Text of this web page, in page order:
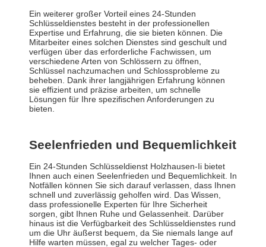
Ein weiterer großer Vorteil eines 24-Stunden
Schlüsseldienstes besteht in der professionellen
Expertise und Erfahrung, die sie bieten können. Die
Mitarbeiter eines solchen Dienstes sind geschult und
verfügen über das erforderliche Fachwissen, um
verschiedene Arten von Schlössern zu öffnen,
Schlüssel nachzumachen und Schlossprobleme zu
beheben. Dank ihrer langjährigen Erfahrung können
sie effizient und präzise arbeiten, um schnelle
Lösungen für Ihre spezifischen Anforderungen zu
bieten.
Seelenfrieden und Bequemlichkeit
Ein 24-Stunden Schlüsseldienst Holzhausen-Ii bietet
Ihnen auch einen Seelenfrieden und Bequemlichkeit. In
Notfällen können Sie sich darauf verlassen, dass Ihnen
schnell und zuverlässig geholfen wird. Das Wissen,
dass professionelle Experten für Ihre Sicherheit
sorgen, gibt Ihnen Ruhe und Gelassenheit. Darüber
hinaus ist die Verfügbarkeit des Schlüsseldienstes rund
um die Uhr äußerst bequem, da Sie niemals lange auf
Hilfe warten müssen, egal zu welcher Tages- oder